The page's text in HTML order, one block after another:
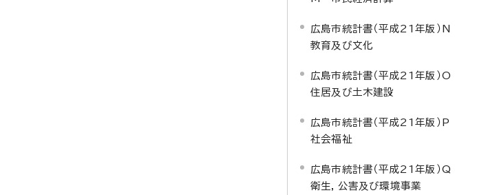
広島市統計書（平成21年版）N
教育及び文化
広島市統計書（平成21年版）O
住居及び土木建設
広島市統計書（平成21年版）P
社会福祉
広島市統計書（平成21年版）Q
衛生，公害及び環境事業